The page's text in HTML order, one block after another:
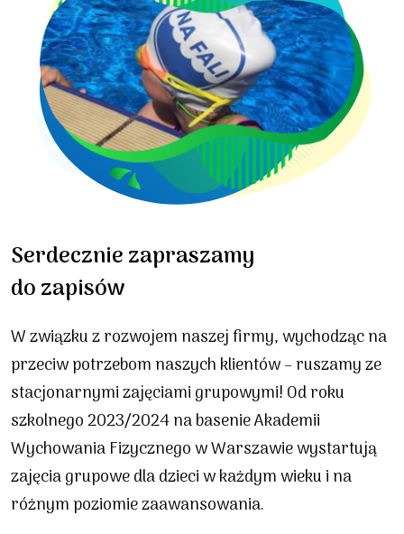
Serdecznie zapraszamy
do zapisów
W związku z rozwojem naszej firmy, wychodząc na
przeciw potrzebom naszych klientów – ruszamy ze
stacjonarnymi zajęciami grupowymi! Od roku
szkolnego 2023/2024 na basenie Akademii
Wychowania Fizycznego w Warszawie wystartują
zajęcia grupowe dla dzieci w każdym wieku i na
różnym poziomie zaawansowania.